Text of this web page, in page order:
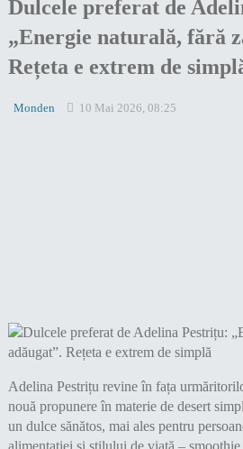
Dulcele preferat de
„Energie naturală, fără
Rețeta e extrem de
Monden 10 Mai 2026, 08:25
Adelina Pestrițu revine în fața
nouă propunere în materie de desert
un dulce sănătos, mai ales pentru
alimentației și stilului de viață – smoothie